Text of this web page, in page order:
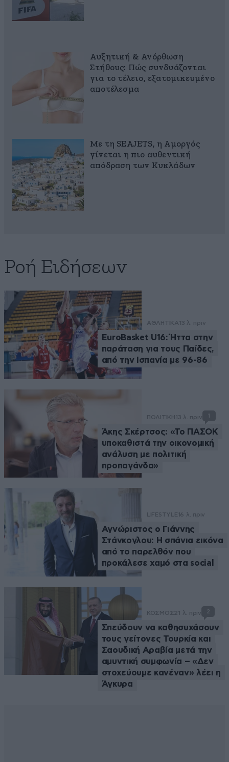
Αυξητική & Ανόρθωση
Στήθους: Πώς συνδυάζονται
για το τέλειο, εξατομικευμένο
αποτέλεσμα
Με τη SEAJETS, η Αμοργός
γίνεται η πιο αυθεντική
απόδραση των Κυκλάδων
Ροή Ειδήσεων
ΑΘΛΗΤΙΚΑ 13 λ. πριν
EuroBasket U16: Ήττα στην
παράταση για τους Παίδες,
από την Ισπανία με 96-86
ΠΟΛΙΤΙΚΗ 13 λ. πριν 1
Άκης Σκέρτσος: «Το ΠΑΣΟΚ
υποκαθιστά την οικονομική
ανάλυση με πολιτική
προπαγάνδα»
LIFESTYLE 16 λ. πριν
Αγνώριστος ο Γιάννης
Στάνκογλου: Η σπάνια εικόνα
από το παρελθόν που
προκάλεσε χαμό στα social
ΚΟΣΜΟΣ21 λ. πριν 2
Σπεύδουν να καθησυχάσουν
τους γείτονες Τουρκία και
Σαουδική Αραβία μετά την
αμυντική συμφωνία – «Δεν
στοχεύουμε κανέναν» λέει η
Άγκυρα